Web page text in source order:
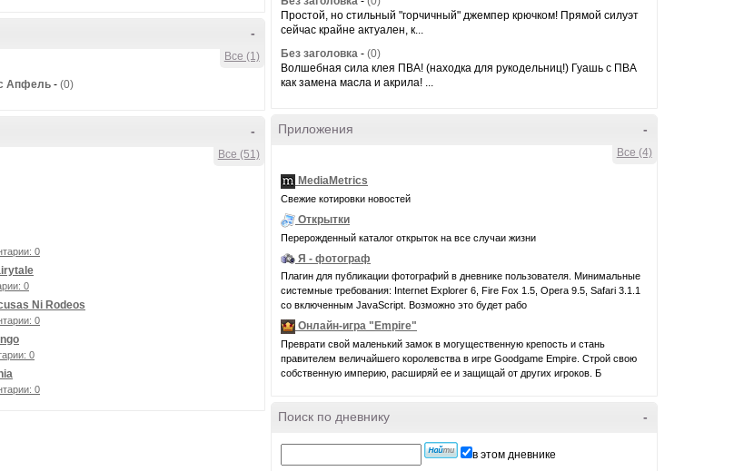
-
Все (1)
Апфель - (0)
-
Все (51)
0
0
Ni Rodeos
0
0
0
Простой, но стильный "горчичный" джемпер крючком! Прямой силуэт
сейчас крайне актуален, к...
Без заголовка - (0)
Волшебная сила клея ПВА! (находка для рукодельниц!) Гуашь с ПВА
как замена масла и акрила! ...
-
Приложения
Все (4)
MediaMetrics
Свежие котировки новостей
Открытки
Перерожденный каталог открыток на все случаи жизни
Я - фотограф
Плагин для публикации фотографий в дневнике пользователя. Минимальные
системные требования: Internet Explorer 6, Fire Fox 1.5, Opera 9.5, Safari 3.1.1
со включенным JavaScript. Возможно это будет рабо
Онлайн-игра "Empire"
Преврати свой маленький замок в могущественную крепость и стань
правителем величайшего королевства в игре Goodgame Empire. Строй свою
собственную империю, расширяй ее и защищай от других игроков. Б
-
Поиск по дневнику
в этом дневнике